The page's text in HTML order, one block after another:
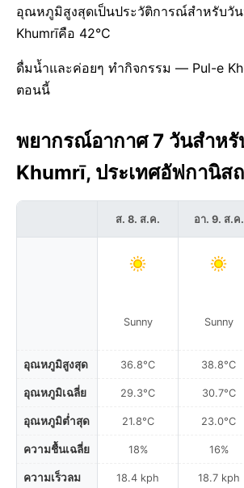
อุณหภูมิสูงสุดเป็นประวัติการณ์สำหรับวั
Khumrīคือ 42°C
ดื่มน้ำและค่อยๆ ทำกิจกรรม — Pul-e
ตอนนี้
พยากรณ์อากาศ 7 วันสำห
Khumrī, ประเทศอัฟกานิ
อุณหภูมิสูงสุด
อุณหภูมิเฉลี่ย
อุณหภูมิต่ำสุด
ความชื้นเฉลี่ย
ความเร็วลม
ส. 8. ส.ค.
Sunny
36.8°C
29.3°C
21.8°C
18%
18.4 kph
อา. 9. ส.ค.
Sunny
38.8°C
30.7°C
23.0°C
16%
18.7 kph